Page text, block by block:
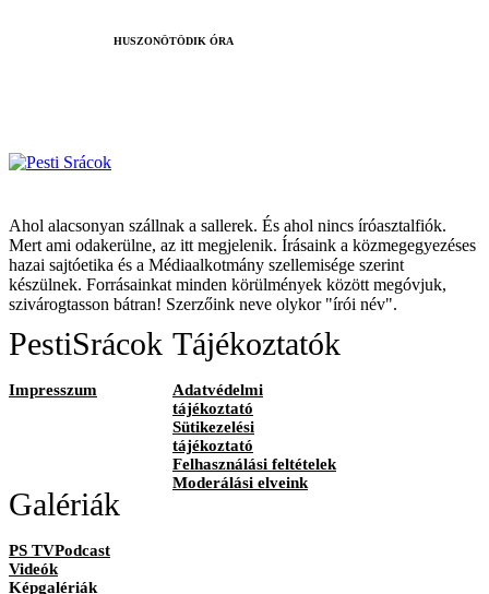
HUSZONÖTÖDIK ÓRA
Ahol alacsonyan szállnak a sallerek. És ahol nincs íróasztalfiók.
Mert ami odakerülne, az itt megjelenik. Írásaink a közmegegyezéses
hazai sajtóetika és a Médiaalkotmány szellemisége szerint
készülnek. Forrásainkat minden körülmények között megóvjuk,
szivárogtasson bátran! Szerzőink neve olykor "írói név".
PestiSrácok
Impresszum
Tájékoztatók
Adatvédelmi
tájékoztató
Sütikezelési
tájékoztató
Felhasználási feltételek
Moderálási elveink
Galériák
PS TVPodcast
Videók
Képgalériák